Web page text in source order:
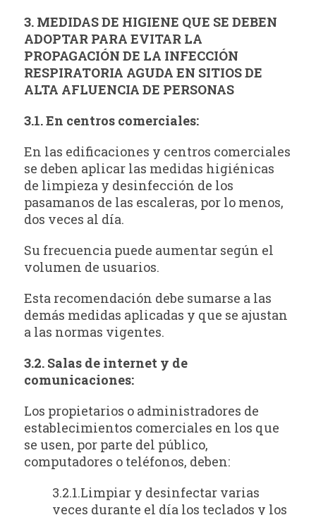
3. MEDIDAS DE HIGIENE QUE SE DEBEN
ADOPTAR PARA EVITAR LA
PROPAGACIÓN DE LA INFECCIÓN
RESPIRATORIA AGUDA EN SITIOS DE
ALTA AFLUENCIA DE PERSONAS
3.1. En centros comerciales:
En las edificaciones y centros comerciales
se deben aplicar las medidas higiénicas
de limpieza y desinfección de los
pasamanos de las escaleras, por lo menos,
dos veces al día.
Su frecuencia puede aumentar según el
volumen de usuarios.
Esta recomendación debe sumarse a las
demás medidas aplicadas y que se ajustan
a las normas vigentes.
3.2. Salas de internet y de
comunicaciones:
Los propietarios o administradores de
establecimientos comerciales en los que
se usen, por parte del público,
computadores o teléfonos, deben:
3.2.1.Limpiar y desinfectar varias
veces durante el día los teclados y los